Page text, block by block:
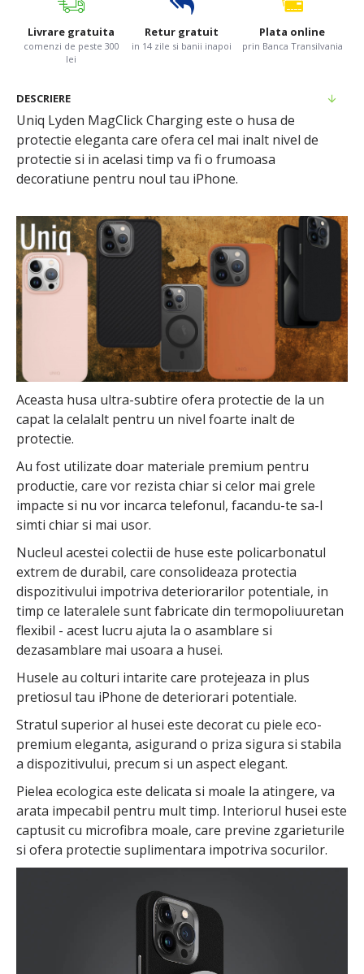
Livrare gratuita
comenzi de peste 300
lei
Retur gratuit
in 14 zile si banii inapoi
Plata online
prin Banca Transilvania
DESCRIERE
Uniq Lyden MagClick Charging este o husa de
protectie eleganta care ofera cel mai inalt nivel de
protectie si in acelasi timp va fi o frumoasa
decoratiune pentru noul tau iPhone.
Aceasta husa ultra-subtire ofera protectie de la un
capat la celalalt pentru un nivel foarte inalt de
protectie.
Au fost utilizate doar materiale premium pentru
productie, care vor rezista chiar si celor mai grele
impacte si nu vor incarca telefonul, facandu-te sa-l
simti chiar si mai usor.
Nucleul acestei colectii de huse este policarbonatul
extrem de durabil, care consolideaza protectia
dispozitivului impotriva deteriorarilor potentiale, in
timp ce lateralele sunt fabricate din termopoliuuretan
flexibil - acest lucru ajuta la o asamblare si
dezasamblare mai usoara a husei.
Husele au colturi intarite care protejeaza in plus
pretiosul tau iPhone de deteriorari potentiale.
Stratul superior al husei este decorat cu piele eco-
premium eleganta, asigurand o priza sigura si stabila
a dispozitivului, precum si un aspect elegant.
Pielea ecologica este delicata si moale la atingere, va
arata impecabil pentru mult timp. Interiorul husei este
captusit cu microfibra moale, care previne zgarieturile
si ofera protectie suplimentara impotriva socurilor.